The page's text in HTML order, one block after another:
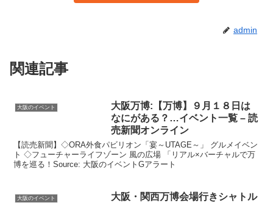
admin
関連記事
大阪のイベント 大阪万博:【万博】９月１８日は
なにがある？…イベント一覧 – 読
売新聞オンライン
【読売新聞】◇ORA外食パビリオン「宴～UTAGE～」 グルメイベン
ト ◇フューチャーライフゾーン 風の広場 「リアル×バーチャルで万
博を巡る！Source: 大阪のイベントGアラート
大阪のイベント 大阪 ・関西万博会場行きシャトル